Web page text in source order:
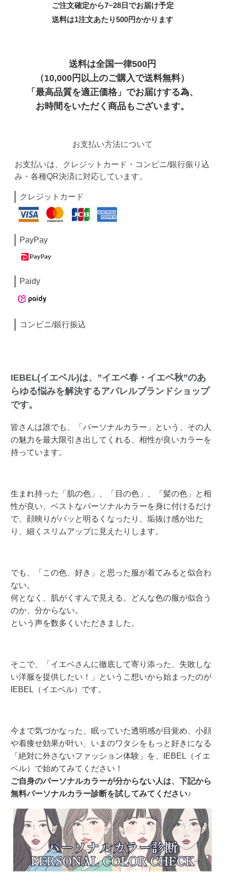
ご注文確定から7~28日でお届け予定
送料は1注文あたり500円かかります
送料は全国一律500円
（10,000円以上のご購入で送料無料）
「最高品質を適正価格」でお届けする為、
お時間をいただく商品もございます。
お支払い方法について
お支払いは、クレジットカード・コンビニ/銀行振り込
み・各種QR決済に対応しています。
クレジットカード
PayPay
Paidy
コンビニ/銀行振込
IEBEL(イエベル)は、”イエベ春・イエベ秋”のあ
らゆる悩みを解決するアパレルブランドショップ
です。
皆さんは誰でも、「パーソナルカラー」という、その人
の魅力を最大限引き出してくれる、相性が良いカラーを
持っています。
生まれ持った「肌の色」、「目の色」、「髪の色」と相
性が良い、ベストなパーソナルカラーを身に付けるだけ
で、顔映りがパッと明るくなったり、垢抜け感が出た
り、細くスリムアップに見えたりします。
でも、「この色、好き」と思った服が着てみると似合わ
ない。
何となく、肌がくすんで見える。どんな色の服が似合う
のか、分からない。
という声を数多くいただきました。
そこで、「イエベさんに徹底して寄り添った、失敗しな
い洋服を提供したい！」というこ想いから始まったのが
IEBEL（イエベル）です。
今まで気づかなった、眠っていた透明感が目覚め、小顔
や着痩せ効果が叶い、いまのワタシをもっと好きになる
「絶対に外さないファッション体験」を、IEBEL（イエ
ベル）で始めてみてください！
ご自身のパーソナルカラーが分からない人は、下記から
無料パーソナルカラー診断を試してみてください♪